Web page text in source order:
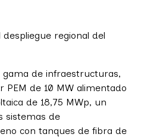
regional del
de infraestructuras,
PEM de 10 MW alimentado
de 18,75 MWp, un
sistemas de
con tanques de fibra de